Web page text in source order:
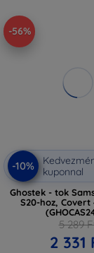
-56%
-10%
kuponnal
Ghostek - tok
S20-hoz, Covert
5 289
2 331